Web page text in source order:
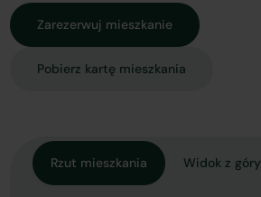
Rzut mieszkania Widok z góry
Zarezerwuj mieszkanie
Pobierz kartę mieszkania